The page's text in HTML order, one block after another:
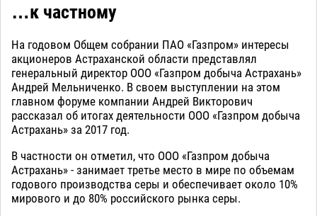
…к частному
На годовом Общем собрании ПАО «Газпром» интересы
акционеров Астраханской области представлял
генеральный директор ООО «Газпром добыча Астрахань»
Андрей Мельниченко. В своем выступлении на этом
главном форуме компании Андрей Викторович
рассказал об итогах деятельности ООО «Газпром добыча
Астрахань» за 2017 год.
В частности он отметил, что ООО «Газпром добыча
Астрахань» - занимает третье место в мире по объемам
годового производства серы и обеспечивает около 10%
мирового и до 80% российского рынка серы.